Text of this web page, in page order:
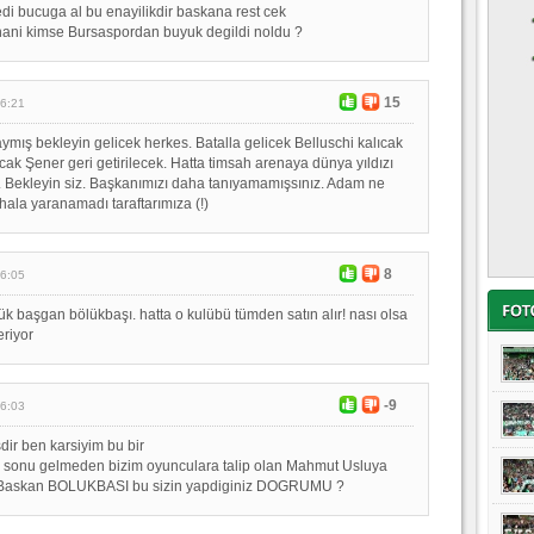
bucuga al bu enayilikdir baskana rest cek
kimse Bursaspordan buyuk degildi noldu ?
15
bekleyin gelicek herkes. Batalla gelicek Belluschi kalıcak
Şener geri getirilecek. Hatta timsah arenaya dünya yıldızı
siz. Başkanımızı daha tanıyamamışsınız. Adam ne
yaranamadı taraftarımıza (!)
8
başgan bölükbaşı. hatta o kulübü tümden satın alır! nası olsa
-9
ben karsiyim bu bir
gelmeden bizim oyunculara talip olan Mahmut Usluya
BOLUKBASI bu sizin yapdiginiz DOGRUMU ?